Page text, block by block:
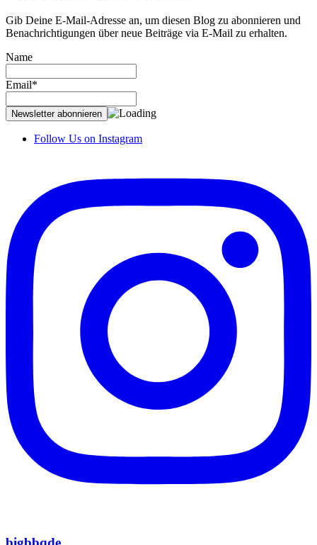
Gib Deine E-Mail-Adresse an, um diesen Blog zu abonnieren und
Benachrichtigungen über neue Beiträge via E-Mail zu erhalten.
Name
Email*
Follow Us on Instagram